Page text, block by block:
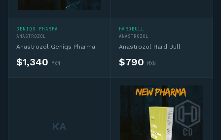
GENIQS PHARMA
ANASTROZOL
Anastrozol Geniqs Pharma
$1,340 MXN
HARDBULL
ANASTROZOL
Anastrozol Hard Bull
$790 MXN
KA